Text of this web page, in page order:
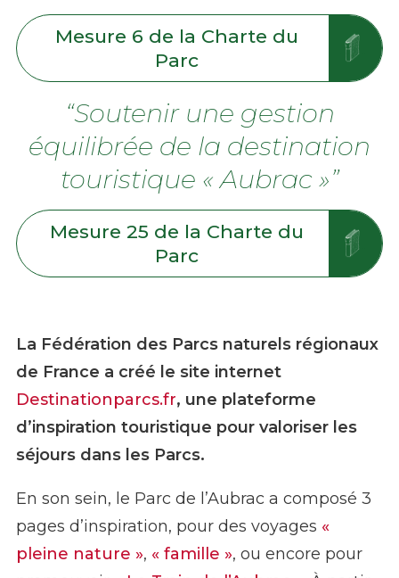
Mesure 6 de la Charte du
Parc
“Soutenir une gestion
équilibrée de la destination
touristique « Aubrac »”
Mesure 25 de la Charte du
Parc
La Fédération des Parcs naturels régionaux
de France a créé le site internet
Destinationparcs.fr, une plateforme
d’inspiration touristique pour valoriser les
séjours dans les Parcs.
En son sein, le Parc de l’Aubrac a composé 3
pages d’inspiration, pour des voyages «
pleine nature », « famille », ou encore pour